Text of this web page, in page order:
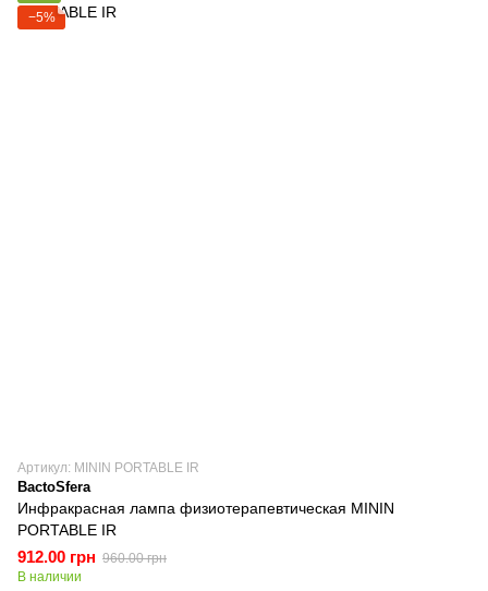
−5%
Артикул: MININ PORTABLE IR
BactoSfera
Инфракрасная лампа физиотерапевтическая MININ
PORTABLE IR
912.00 грн 960.00 грн
В наличии